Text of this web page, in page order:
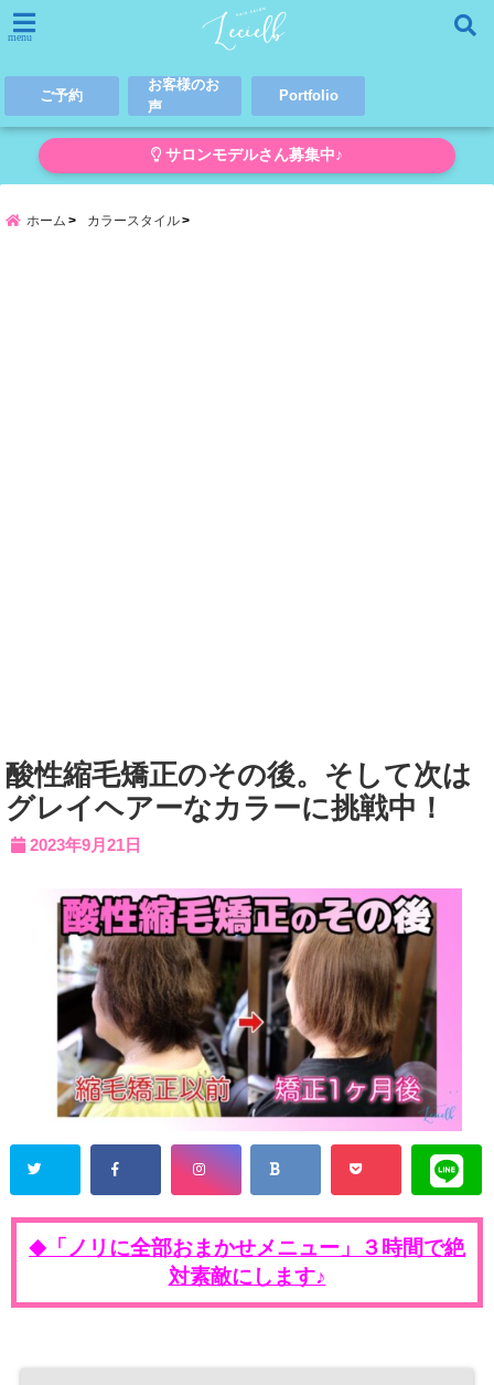
menu
ご予約
お客様のお
声
Portfolio
サロンモデルさん募集中♪
ホーム カラースタイル
酸性縮毛矯正のその後。そして次は
グレイヘアーなカラーに挑戦中！
2023年9月21日
◆
「ノリに全部おまかせメニュー」３時間で絶
対素敵にします♪